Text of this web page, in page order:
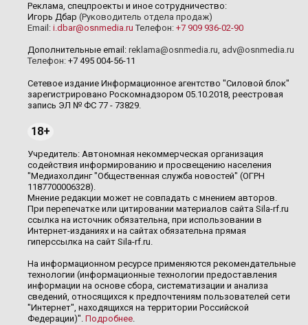
Реклама, спецпроекты и иное сотрудничество:
Игорь Дбар (Руководитель отдела продаж)
Email: i.dbar@osnmedia.ru Телефон: +7 909 936-02-90
Дополнительные email: reklama@osnmedia.ru, adv@osnmedia.ru
Телефон: +7 495 004-56-11
Сетевое издание Информационное агентство "Силовой блок"
зарегистрировано Роскомнадзором 05.10.2018, реестровая
запись ЭЛ № ФС 77 - 73829.
18+
Учредитель: Автономная некоммерческая организация
содействия информированию и просвещению населения
"Медиахолдинг "Общественная служба новостей" (ОГРН
1187700006328).
Мнение редакции может не совпадать с мнением авторов.
При перепечатке или цитировании материалов сайта Sila-rf.ru
ссылка на источник обязательна, при использовании в
Интернет-изданиях и на сайтах обязательна прямая
гиперссылка на сайт Sila-rf.ru.
На информационном ресурсе применяются рекомендательные
технологии (информационные технологии предоставления
информации на основе сбора, систематизации и анализа
сведений, относящихся к предпочтениям пользователей сети
"Интернет", находящихся на территории Российской
Федерации)". Подробнее.